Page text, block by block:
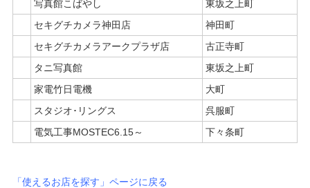
写真館こばやし
東坂之上町
セキグチカメラ神田店
神田町
セキグチカメラアークプラザ店
古正寺町
タニ写真館
東坂之上町
家電竹日電機
大町
スタジオ･リングス
呉服町
電気工事MOSTEC6.15～
下々条町
「使えるお店を探す」ページに戻る